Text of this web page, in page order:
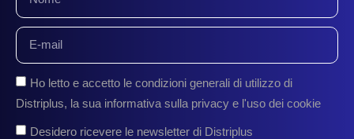
Ho letto e accetto le condizioni generali di utilizzo di
Distriplus, la sua informativa sulla privacy e l'uso dei cookie
Desidero ricevere le newsletter di Distriplus